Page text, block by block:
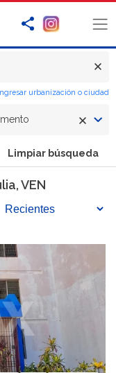
Ingresar urbanización o ciudad
Limpiar búsqueda
VEN